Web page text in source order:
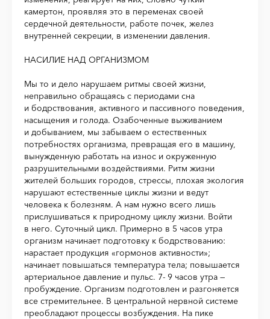
камертон, проявляя это в переменах своей
сердечной деятельности, работе почек, желез
внутренней секреции, в изменении давления.
НАСИЛИЕ НАД ОРГАНИЗМОМ
Мы то и дело нарушаем ритмы своей жизни,
неправильно обращаясь с периодами сна
и бодрствования, активного и пассивного поведения,
насыщения и голода. Озабоченные выживанием
и добыванием, мы забываем о естественных
потребностях организма, превращая его в машину,
вынужденную работать на износ и окруженную
разрушительными воздействиями. Ритм жизни
жителей больших городов, стрессы, плохая экология
нарушают естественные циклы жизни и ведут
человека к болезням. А нам нужно всего лишь
прислушиваться к природному циклу жизни. Войти
в него. Суточный цикл. Примерно в 5 часов утра
организм начинает подготовку к бодрствованию:
нарастает продукция «гормонов активности»;
начинает повышаться температура тела; повышается
артериальное давление и пульс. 7- 9 часов утра —
пробуждение. Организм подготовлен и разгоняется
все стремительнее. В центральной нервной системе
преобладают процессы возбуждения. На пике